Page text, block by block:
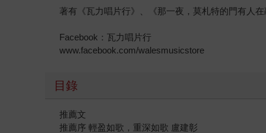
著有《瓦力唱片行》、《那一夜，莫札特的門有人
Facebook：瓦力唱片行
www.facebook.com/walesmusicstore
目錄
推薦文
推薦序 輕盈如歌，重深如歌 盧建彰